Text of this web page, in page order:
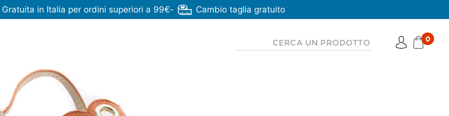
Gratuita in Italia per ordini superiori a 99€- Cambio taglia gratuito
0